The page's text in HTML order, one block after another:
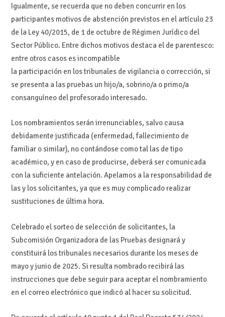
Igualmente, se recuerda que no deben concurrir en los
participantes motivos de abstención previstos en el artículo 23
de la Ley 40/2015, de 1 de octubre de Régimen Jurídico del
Sector Público. Entre dichos motivos destaca el de parentesco:
entre otros casos es incompatible
la participación en los tribunales de vigilancia o corrección, si
se presenta a las pruebas un hijo/a, sobrino/a o primo/a
consanguíneo del profesorado interesado.
Los nombramientos serán irrenunciables, salvo causa
debidamente justificada (enfermedad, fallecimiento de
familiar o similar), no contándose como tal las de tipo
académico, y en caso de producirse, deberá ser comunicada
con la suficiente antelación. Apelamos a la responsabilidad de
las y los solicitantes, ya que es muy complicado realizar
sustituciones de última hora.
Celebrado el sorteo de selección de solicitantes, la
Subcomisión Organizadora de las Pruebas designará y
constituirá los tribunales necesarios durante los meses de
mayo y junio de 2025. Si resulta nombrado recibirá las
instrucciones que debe seguir para aceptar el nombramiento
en el correo electrónico que indicó al hacer su solicitud.